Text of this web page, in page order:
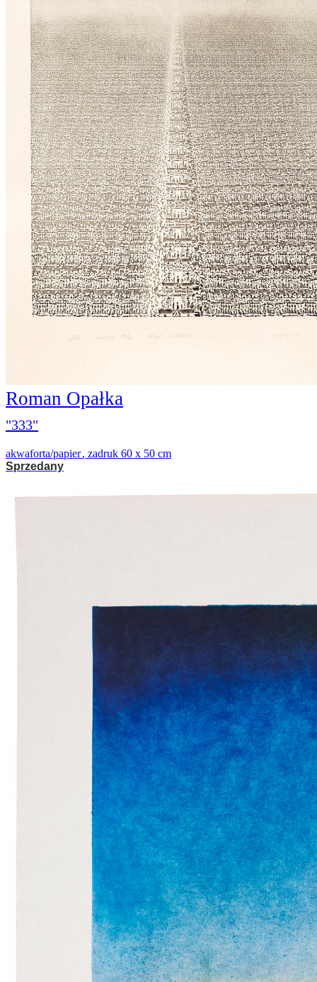
Roman Opałka
"333"
akwaforta/papier, zadruk 60 x 50 cm
Sprzedany